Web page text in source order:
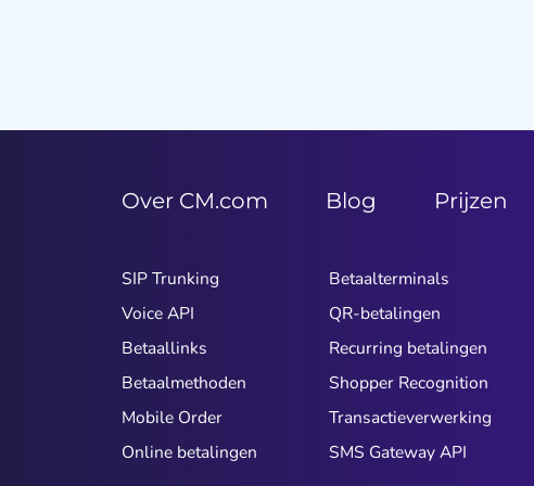
Over CM.com Blog Prijzen
SIP Trunking
Voice API
Betaallinks
Betaalmethoden
Mobile Order
Online betalingen
Betaalterminals
QR-betalingen
Recurring betalingen
Shopper Recognition
Transactieverwerking
SMS Gateway API